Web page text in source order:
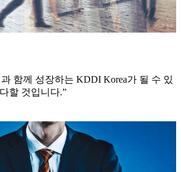
함께 성장하는 KDDI Korea가 될 수 있
할 것입니다.”